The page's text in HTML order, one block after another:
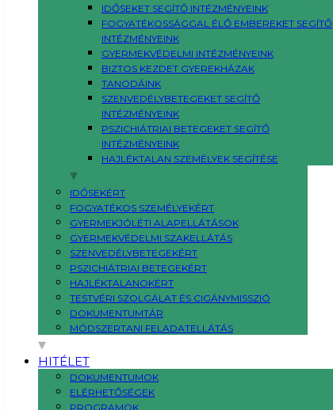
IDŐSEKET SEGÍTŐ INTÉZMÉNYEINK
FOGYATÉKOSSÁGGAL ÉLŐ EMBEREKET SEGÍTŐ
INTÉZMÉNYEINK
GYERMEKVÉDELMI INTÉZMÉNYEINK
BIZTOS KEZDET GYEREKHÁZAK
TANODÁINK
SZENVEDÉLYBETEGEKET SEGÍTŐ
INTÉZMÉNYEINK
PSZICHIÁTRIAI BETEGEKET SEGÍTŐ
INTÉZMÉNYEINK
HAJLÉKTALAN SZEMÉLYEK SEGÍTÉSE
IDŐSEKÉRT
FOGYATÉKOS SZEMÉLYEKÉRT
GYERMEKJÓLÉTI ALAPELLÁTÁSOK
GYERMEKVÉDELMI SZAKELLÁTÁS
SZENVEDÉLYBETEGEKÉRT
PSZICHIÁTRIAI BETEGEKÉRT
HAJLÉKTALANOKÉRT
TESTVÉRI SZOLGÁLAT ÉS CIGÁNYMISSZIÓ
DOKUMENTUMTÁR
MÓDSZERTANI FELADATELLÁTÁS
HITÉLET
DOKUMENTUMOK
ELÉRHETŐSÉGEK
PROGRAMOK